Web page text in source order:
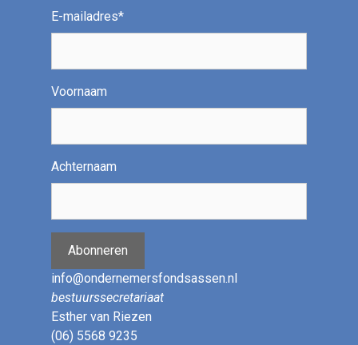
E-mailadres*
Voornaam
Achternaam
Abonneren
info@ondernemersfondsassen.nl
bestuurssecretariaat
Esther van Riezen
(06) 5568 9235